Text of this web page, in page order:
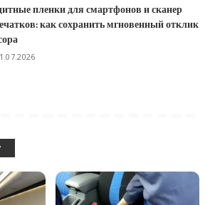
пленки для смартфонов и сканер
как сохранить мгновенный отклик